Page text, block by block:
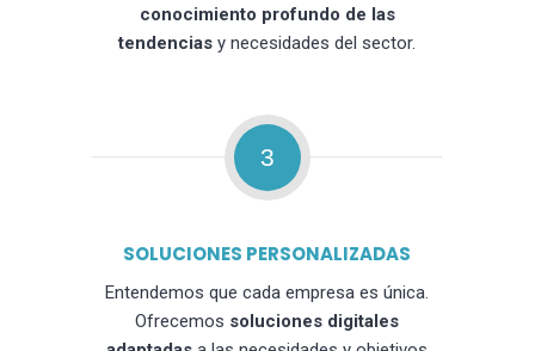
conocimiento profundo de las
tendencias y necesidades del sector.
3
SOLUCIONES PERSONALIZADAS
Entendemos que cada empresa es única.
Ofrecemos soluciones digitales